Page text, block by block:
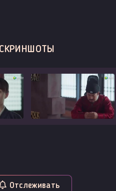
СКРИНШОТЫ
Отслеживать